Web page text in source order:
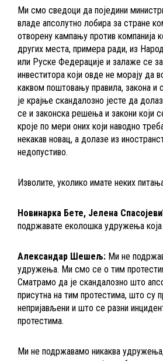
Ми смо сведоци да поједини
владе апсолутно лобира за стране
отворену кампању против компанија
других места, примера ради, из
или Руске Федерације и залаже се
инвеститора који овде не морају да
каквом поштовању правила, закона и
је крајње скандалозно јесте да
се и законска решења и закони који
кроје по мери оних који наводно
некакав новац, а долазе из
недопустиво.
Изволите, уколико имате неких
Новинарка Бете, Јелена
подржавате еколошка удружења која
Александар Шешељ: Ми не
удружења. Ми смо се о тим
Сматрамо да је скандалозно што
присутна на тим протестима, што су
непријављени и што се разни
протестима.
Ми не подржавамо никаква